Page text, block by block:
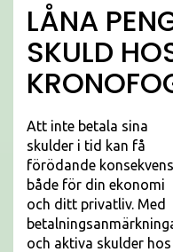
LÅNA
SKULD
Att inte betala sina
skulder i tid kan få
förödande
både för din ekonomi
och ditt privatliv. Med
och aktiva skulder hos